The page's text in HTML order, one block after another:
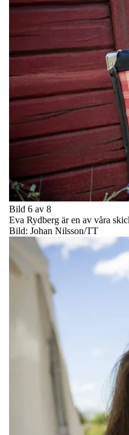
Bild 6 av 8
Eva Rydberg är en av våra
Bild: Johan Nilsson/TT